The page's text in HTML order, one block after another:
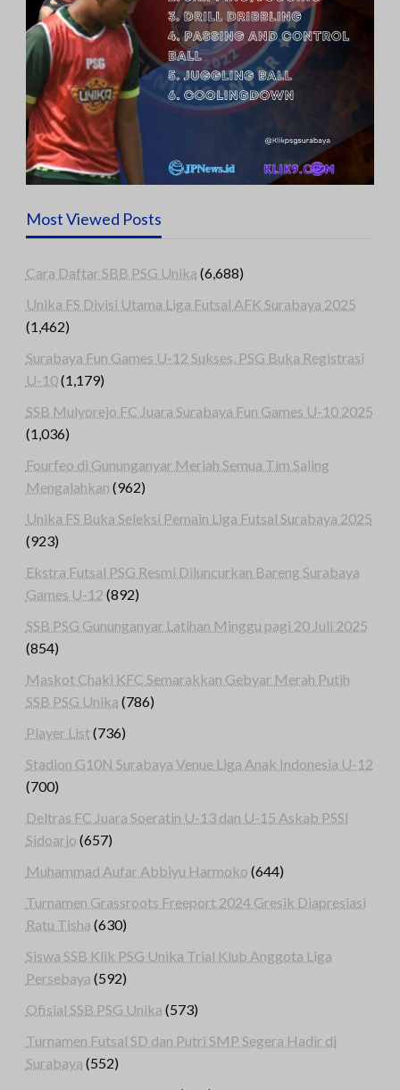
Most Viewed Posts
Cara Daftar SBB PSG Unika (6,688)
Unika FS Divisi Utama Liga Futsal AFK Surabaya 2025
(1,462)
Surabaya Fun Games U-12 Sukses, PSG Buka Registrasi
U-10(1,179)
SSB Mulyorejo FC Juara Surabaya Fun Games U-10 2025
(1,036)
Fourfeo di Gununganyar Meriah Semua Tim Saling
Mengalahkan (962)
Unika FS Buka Seleksi Pemain Liga Futsal Surabaya 2025
(923)
Ekstra Futsal PSG Resmi Diluncurkan Bareng Surabaya
Games U-12 (892)
SSB PSG Gununganyar Latihan Minggu pagi 20 Juli 2025
(854)
Maskot Chaki KFC Semarakkan Gebyar Merah Putih
SSB PSG Unika (786)
Player List(736)
Stadion G10N Surabaya Venue Liga Anak Indonesia U-12
(700)
Deltras FC Juara Soeratin U-13 dan U-15 Askab PSSI
Sidoarjo (657)
Muhammad Aufar Abbiyu Harmoko (644)
Turnamen Grassroots Freeport 2024 Gresik Diapresiasi
Ratu Tisha (630)
Siswa SSB Klik PSG Unika Trial Klub Anggota Liga
Persebaya (592)
Ofisial SSB PSG Unika (573)
Turnamen Futsal SD dan Putri SMP Segera Hadir di
Surabaya (552)